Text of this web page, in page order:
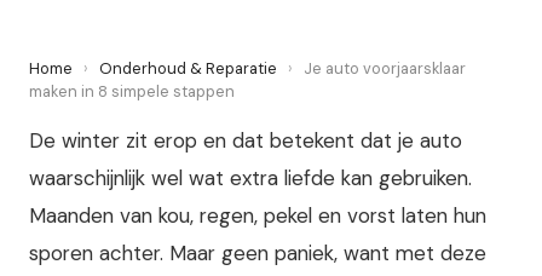
Home › Onderhoud & Reparatie ›
Je auto voorjaarsklaar
maken in 8 simpele stappen
De winter zit erop en dat betekent dat je auto
waarschijnlijk wel wat extra liefde kan gebruiken.
Maanden van kou, regen, pekel en vorst laten hun
sporen achter. Maar geen paniek, want met deze